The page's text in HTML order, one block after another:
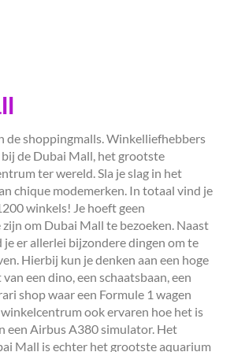
de shoppingmalls. Winkelliefhebbers
de Dubai Mall, het grootste
ter wereld. Sla je slag in het
chique modemerken. In totaal vind je
winkels! Je hoeft geen
om Dubai Mall te bezoeken. Naast
er allerlei bijzondere dingen om te
Hierbij kun je denken aan een hoge
een dino, een schaatsbaan, een
shop waar een Formule 1 wagen
ook ervaren hoe het is
een Airbus A380 simulator. Het
Mall is echter het grootste aquarium